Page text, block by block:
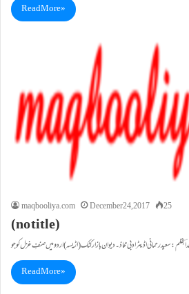
Read More »
maqbooliya.com December 24, 2017 25
(no title)
Read More »